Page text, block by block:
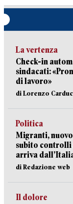
La vertenza
Check-in
sindacati:
di lavoro»
di Lorenzo
Politica
Migranti,
subito controlli
arriva
di Redazione web
Il dolore